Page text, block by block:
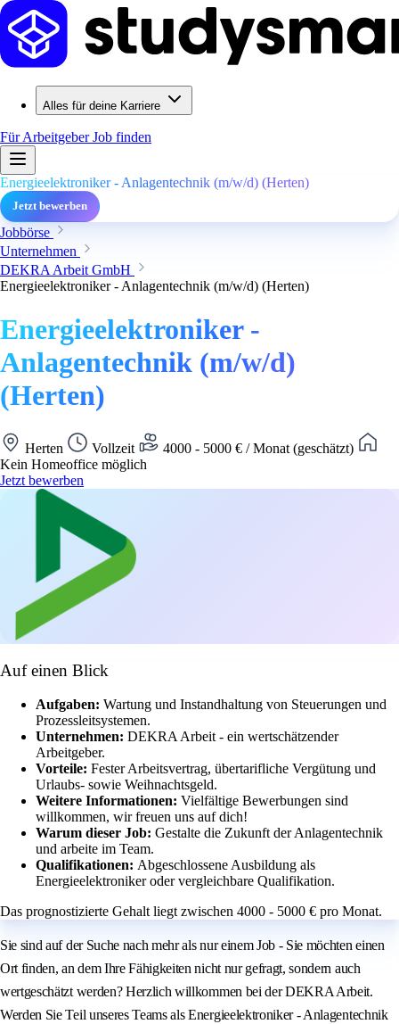
Alles für deine Karriere
Für ArbeitgeberJob finden
Energieelektroniker - Anlagentechnik (m/w/d) (Herten)
Jetzt bewerben
Jobbörse
Unternehmen
DEKRA Arbeit GmbH
Energieelektroniker - Anlagentechnik (m/w/d) (Herten)
Energieelektroniker -
Anlagentechnik (m/w/d)
(Herten)
Herten Vollzeit
4000 - 5000 € / Monat (geschätzt)
Kein Homeoffice möglich
Jetzt bewerben
Auf einen Blick
Aufgaben: Wartung und Instandhaltung von Steuerungen und
Prozessleitsystemen.
Unternehmen: DEKRA Arbeit - ein wertschätzender
Arbeitgeber.
Vorteile: Fester Arbeitsvertrag, übertarifliche Vergütung und
Urlaubs- sowie Weihnachtsgeld.
Weitere Informationen: Vielfältige Bewerbungen sind
willkommen, wir freuen uns auf dich!
Warum dieser Job: Gestalte die Zukunft der Anlagentechnik
und arbeite im Team.
Qualifikationen: Abgeschlossene Ausbildung als
Energieelektroniker oder vergleichbare Qualifikation.
Das prognostizierte Gehalt liegt zwischen 4000 - 5000 € pro Monat.
Sie sind auf der Suche nach mehr als nur einem Job - Sie möchten einen
Ort finden, an dem Ihre Fähigkeiten nicht nur gefragt, sondern auch
wertgeschätzt werden? Herzlich willkommen bei der DEKRA Arbeit.
Werden Sie Teil unseres Teams als Energieelektroniker - Anlagentechnik